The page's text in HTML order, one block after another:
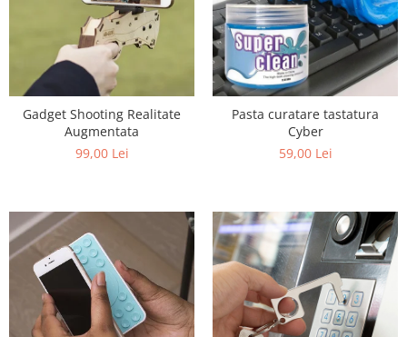
Gadget Shooting Realitate
Augmentata
99,00 Lei
Pasta curatare tastatura
Cyber
59,00 Lei